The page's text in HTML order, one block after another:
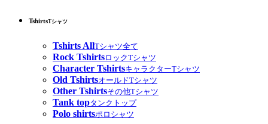
TshirtsTシャツ
Tshirts AllTシャツ全て
Rock TshirtsロックTシャツ
Character TshirtsキャラクターTシャツ
Old TshirtsオールドTシャツ
Other Tshirtsその他Tシャツ
Tank topタンクトップ
Polo shirtsポロシャツ